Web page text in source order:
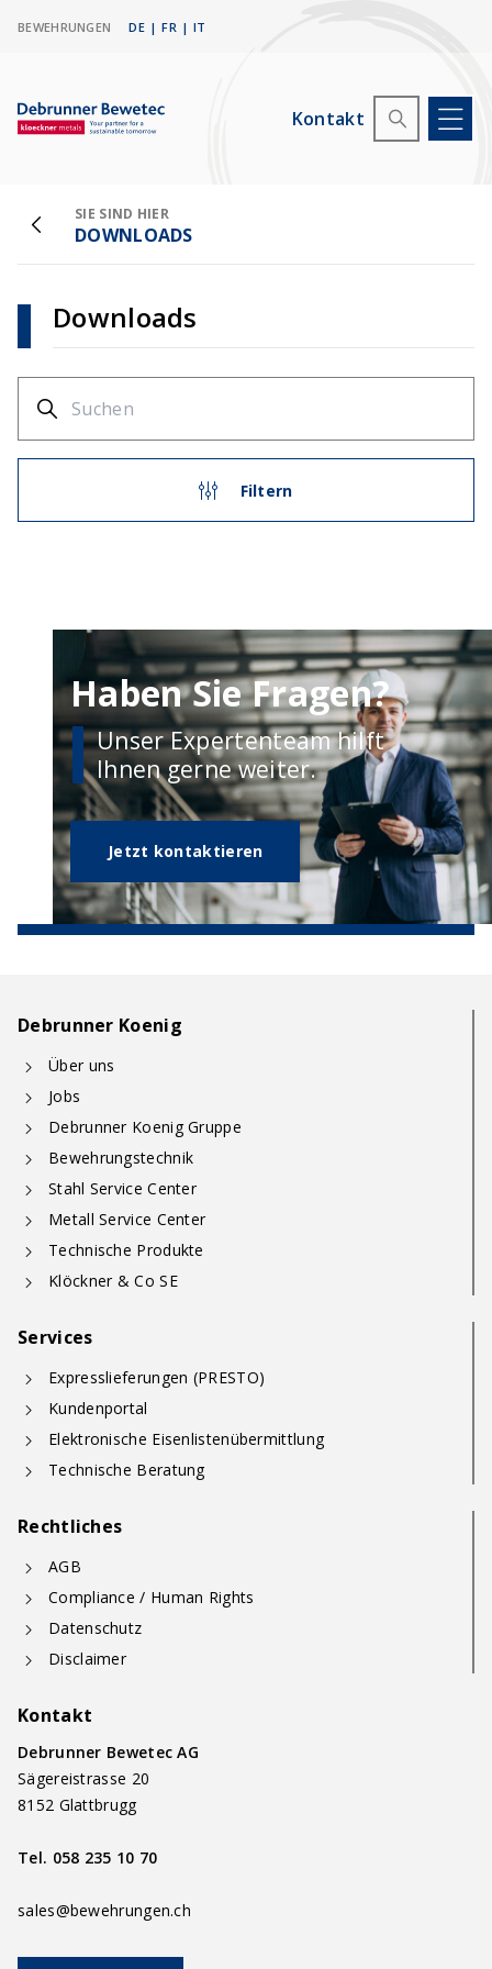
BEWEHRUNGEN IT
|
FR
|
DE
Kontakt
SIE SIND HIER
DOWNLOADS
Downloads
Filtern
Haben Sie Fragen?
Unser Expertenteam hilft
Ihnen gerne weiter.
Jetzt kontaktieren
Debrunner Koenig
Über uns
Jobs
Debrunner Koenig Gruppe
Bewehrungstechnik
Stahl Service Center
Metall Service Center
Technische Produkte
Klöckner & Co SE
Services
Expresslieferungen (PRESTO)
Kundenportal
Elektronische Eisenlistenübermittlung
Technische Beratung
Rechtliches
AGB
Compliance / Human Rights
Datenschutz
Disclaimer
Kontakt
Debrunner Bewetec AG
Sägereistrasse 20
8152 Glattbrugg
Tel. 058 235 10 70
sales@bewehrungen.ch